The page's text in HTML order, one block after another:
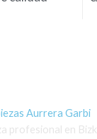
Aurrera Garbi
profesional en